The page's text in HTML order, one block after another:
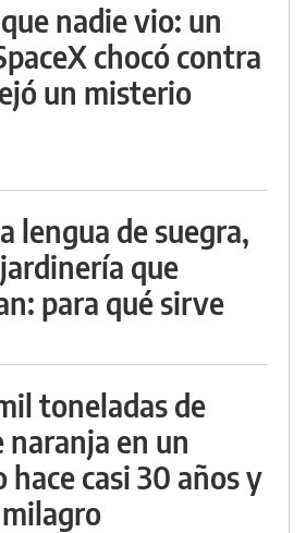
nadie vio: un
chocó contra
un misterio
lengua de suegra,
que
para qué sirve
toneladas de
naranja en un
hace casi 30 años y